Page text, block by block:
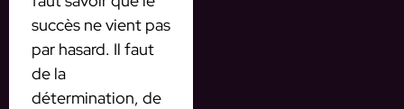
succès ne vient pas
par hasard. Il faut
de la
détermination, de